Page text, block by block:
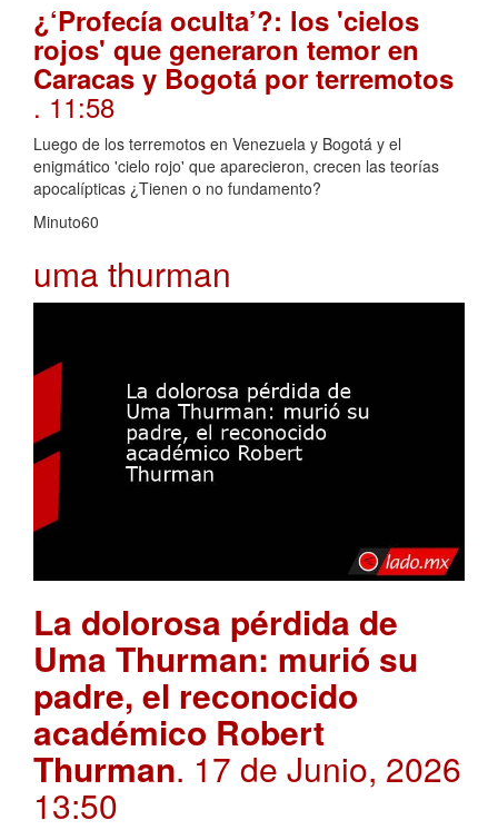
¿‘Profecía oculta’?: los 'cielos
rojos' que generaron temor en
Caracas y Bogotá por terremotos
. 11:58
Luego de los terremotos en Venezuela y Bogotá y el
enigmático 'cielo rojo' que aparecieron, crecen las teorías
apocalípticas ¿Tienen o no fundamento?
Minuto60
uma thurman
La dolorosa pérdida de
Uma Thurman: murió su
padre, el reconocido
académico Robert
Thurman. 17 de Junio, 2026
13:50